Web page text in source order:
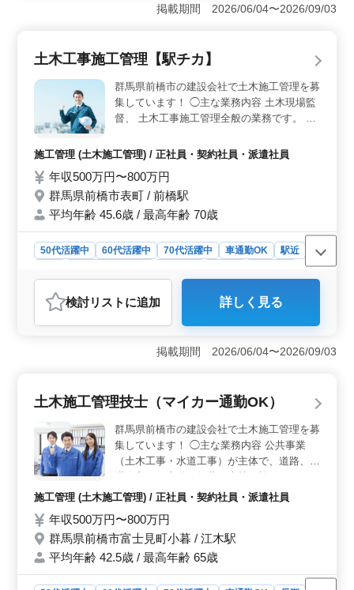
い方に最適です。さらに残業は月10時間程度と少なく、
工管理技士資格保有者や経験豊富な方には優遇条件が用
意されています。年収500万円～800万円と高い給与水準
で、スキルを正当に評価される環境が整っています。こ
れまでの経験をフルに活用できる点が魅力です。 ＜
地域密着型の勤務スタイル＞ 主な現場は前橋市内を中
心とした群馬県内で、転勤がなく安心して地域に根差し
た働き方が可能です。社有車やマイカー通勤も可能で、
やりがいも感じられます。
掲載期間 2026/06/04〜2026/09/03
土木工事施工管理【駅チカ】
群馬県前橋市の建設会社で土木施工管理を募
集しています！ ◯主な業務内容 土木現場監
督、 土木工事施工管理全般の業務です。 ・
・お客様（施工主）との打ち合わせ等 ・現
内研修制度、資格取得制度も充実していま
す。 ＊外出業務に自家用車を使用していた
だきます。（ガソリン代支給） ＊マイカー
ベテランも活躍している企業です。 今まで
培ってきたスキルを活かして頂ける方、ぜひ
施工管理 (土木施工管理) / 正社員・契約社員・派遣社員
年収500万円〜800万円
群馬県前橋市表町 / 前橋駅
平均年齢 45.6歳 / 最高年齢 70歳
50代活躍中 60代活躍中 70代活躍中 車通勤OK
駅近
おすすめポイント
＜駅近で通勤便利な立地＞ 前橋駅から徒歩圏内の立地
は、公共交通機関を利用する方にとって非常に便利で
す。また、車通勤も可能で専用駐車場が完備されている
の経験豊富な施工管理者が多数活躍中です。特に、土木
施工管理技士資格や長年の現場経験をお持ちの方には、
能力が正当に評価される企業文化が魅力です。これまで
培った知識やスキルを活かしながら働けます。 ＜充
実した福利厚生＞ 前年度実績で賞与は計5.5ヶ月分が支
給されています。さらに、社会保険や退職金制度、資格
取得支援など、働く上で安心できる福利厚生が整ってい
検討リスト に追加 詳しく見る
掲載期間 2026/06/04〜2026/09/03
土木施工管理技士（マイカー通勤OK）
群馬県前橋市の建設会社で土木施工管理を募
集しています！ ◯主な業務内容 公共事業
（土木工事・水道工事）が主体で、道路、側
す。 ・現場管理、作業、および役所関係へ
との打ち合わせ ・積算 ・職人、資材の手配
など ※作業現場は県内が多いです。 ※会社
へ集合し、現場へ移動します。 ＊マイカー
ランも活躍している企業です。 今までの経
施工管理 (土木施工管理) / 正社員・契約社員・派遣社員
年収500万円〜800万円
群馬県前橋市富士見町小暮 / 江木駅
平均年齢 42.5歳 / 最高年齢 65歳